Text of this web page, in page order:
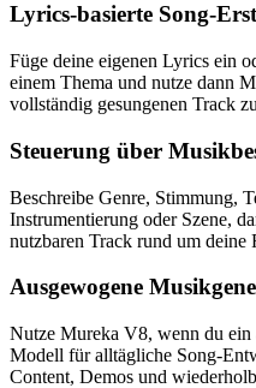
Lyrics-basierte Song-
Füge deine eigenen Lyrics ein
einem Thema und nutze dann
vollständig gesungenen Track
Steuerung über
Beschreibe Genre, Stimmung,
Instrumentierung oder Szene,
nutzbaren Track rund um deine
Ausgewogene
Nutze Mureka V8, wenn du ein
Modell für alltägliche Song-
Content, Demos und